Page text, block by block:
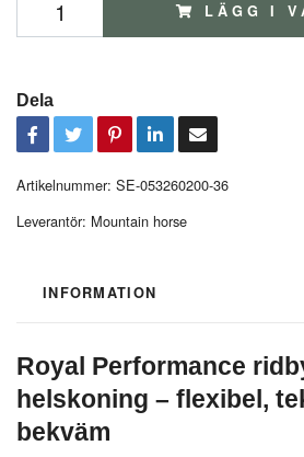
LÄGG I
Dela
Artikelnummer: SE-053260200-36
Leverantör: Mountain horse
INFORMATION
Royal Performance
helskoning – flexibel,
bekväm